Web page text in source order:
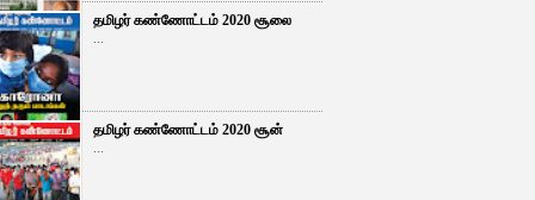
தமிழர் கண்ணோட்டம் 2020 சூலை
...
தமிழர் கண்ணோட்டம் 2020 சூன்
...